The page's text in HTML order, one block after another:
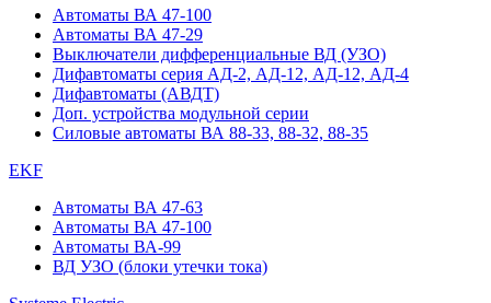
Автоматы ВА 47-100
Автоматы ВА 47-29
Выключатели дифференциальные ВД (УЗО)
Дифавтоматы серия АД-2, АД-12, АД-12, АД-4
Дифавтоматы (АВДТ)
Доп. устройства модульной серии
Силовые автоматы ВА 88-33, 88-32, 88-35
EKF
Автоматы ВА 47-63
Автоматы ВА 47-100
Автоматы ВА-99
ВД УЗО (блоки утечки тока)